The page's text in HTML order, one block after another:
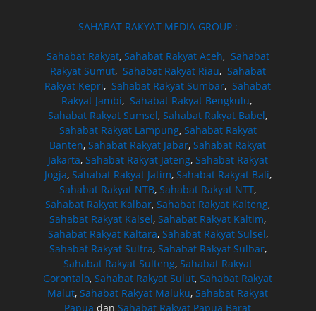
SAHABAT RAKYAT MEDIA GROUP :
Sahabat Rakyat, Sahabat Rakyat Aceh, Sahabat
Rakyat Sumut, Sahabat Rakyat Riau, Sahabat
Rakyat Kepri,Sahabat Rakyat Sumbar,Sahabat
Rakyat Jambi, Sahabat Rakyat Bengkulu,
Sahabat Rakyat Sumsel,Sahabat Rakyat Babel,
Sahabat Rakyat Lampung, Sahabat Rakyat
Banten,Sahabat Rakyat Jabar,Sahabat Rakyat
Jakarta, Sahabat Rakyat Jateng, Sahabat Rakyat
Jogja, Sahabat Rakyat Jatim, Sahabat Rakyat Bali,
Sahabat Rakyat NTB,Sahabat Rakyat NTT,
Sahabat Rakyat Kalbar,Sahabat Rakyat Kalteng,
Sahabat Rakyat Kalsel,Sahabat Rakyat Kaltim,
Sahabat Rakyat Kaltara, Sahabat Rakyat Sulsel,
Sahabat Rakyat Sultra, Sahabat Rakyat Sulbar,
Sahabat Rakyat Sulteng, Sahabat Rakyat
Gorontalo,Sahabat Rakyat Sulut,Sahabat Rakyat
Malut,Sahabat Rakyat Maluku,Sahabat Rakyat
Papua dan Sahabat Rakyat Papua Barat